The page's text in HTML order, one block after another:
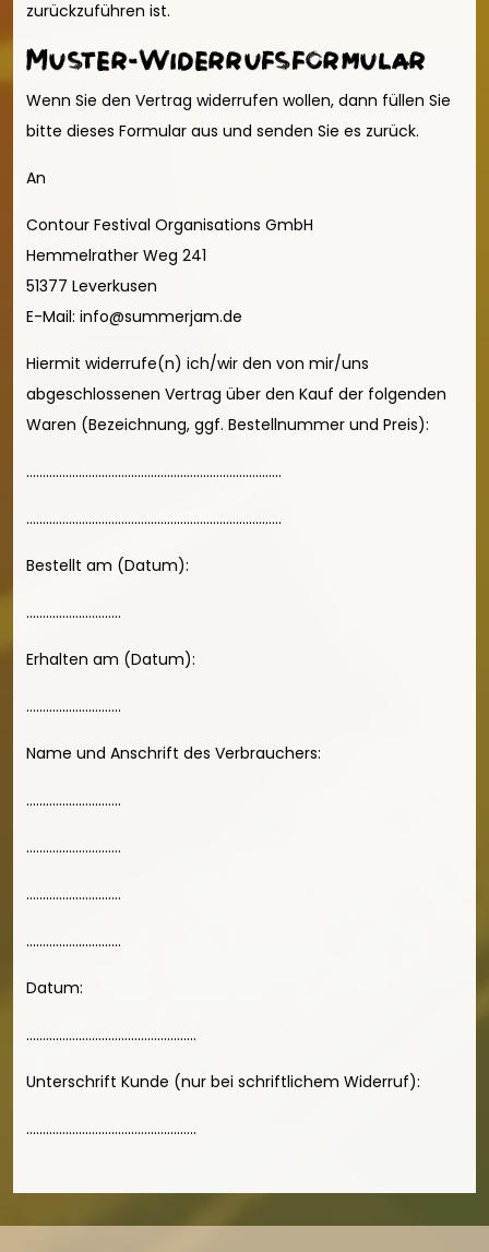
zurückzuführen ist.
Muster-Widerrufsformular
Wenn Sie den Vertrag widerrufen wollen, dann füllen Sie
bitte dieses Formular aus und senden Sie es zurück.
An
Contour Festival Organisations GmbH
Hemmelrather Weg 241
51377 Leverkusen
E-Mail: info@summerjam.de
Hiermit widerrufe(n) ich/wir den von mir/uns
abgeschlossenen Vertrag über den Kauf der folgenden
Waren (Bezeichnung, ggf. Bestellnummer und Preis):
..............................................................................
..............................................................................
Bestellt am (Datum):
.............................
Erhalten am (Datum):
.............................
Name und Anschrift des Verbrauchers:
.............................
.............................
.............................
.............................
Datum:
....................................................
Unterschrift Kunde (nur bei schriftlichem Widerruf):
....................................................